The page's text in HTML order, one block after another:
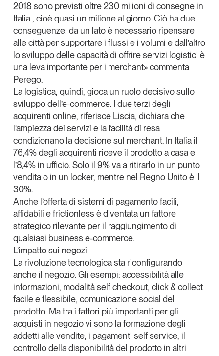
2018 sono previsti oltre 230 milioni di consegne in
Italia , cioè quasi un milione al giorno. Ciò ha due
conseguenze: da un lato è necessario ripensare
alle città per supportare i flussi e i volumi e dall’altro
lo sviluppo delle capacità di offrire servizi logistici è
una leva importante per i merchant» commenta
Perego.
La logistica, quindi, gioca un ruolo decisivo sullo
sviluppo dell’e-commerce. I due terzi degli
acquirenti online, riferisce Liscia, dichiara che
l’ampiezza dei servizi e la facilità di resa
condizionano la decisione sul merchant. In Italia il
76,4% degli acquirenti riceve il prodotto a casa e
l’8,4% in ufficio. Solo il 9% va a ritirarlo in un punto
vendita o in un locker, mentre nel Regno Unito è il
30%.
Anche l’offerta di sistemi di pagamento facili,
affidabili efrictionlessè diventata un fattore
strategico rilevante per il raggiungimento di
qualsiasi businesse-commerce.
L’impatto sui negozi
La rivoluzione tecnologica sta riconfigurando
anche il negozio. Gli esempi: accessibilità alle
informazioni, modalitàself checkout, click & collect
facile e flessibile, comunicazionesocial del
prodotto. Ma tra i fattori più importanti per gli
acquisti in negozio vi sono la formazione degli
addetti alle vendite, i pagamenti self service, il
controllo della disponibilità del prodotto in altri